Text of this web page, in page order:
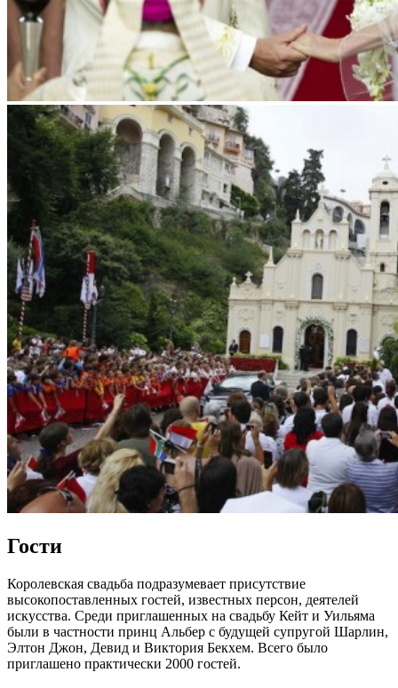
Гости
Королевская свадьба подразумевает присутствие
высокопоставленных гостей, известных персон, деятелей
искусства. Среди приглашенных на свадьбу Кейт и Уильяма
были в частности принц Альбер с будущей супругой Шарлин,
Элтон Джон, Девид и Виктория Бекхем. Всего было
приглашено практически 2000 гостей.